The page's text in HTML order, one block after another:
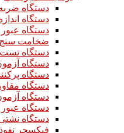
دستگاه
دستگاه
دستگاه
ضخامت سنج
دستگاه
دستگاه
دستگاه
دستگاه
دستگاه
دستگاه عبور
دستگاه نشتی
فیکسچر